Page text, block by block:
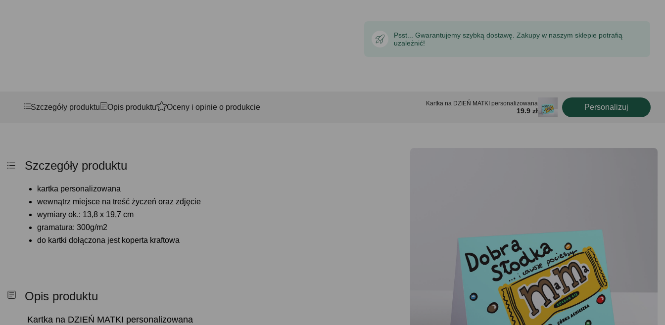
Psst... Gwarantujemy szybką dostawę. Zakupy w naszym sklepie potrafią
uzależnić!
Szczegóły produktu Opis produktu Oceny i opinie o produkcie Kartka na DZIEŃ MATKI personalizowana
19.9 zł Personalizuj
Szczegóły produktu
kartka personalizowana
wewnątrz miejsce na treść życzeń oraz zdjęcie
wymiary ok.: 13,8 x 19,7 cm
gramatura: 300g/m2
do kartki dołączona jest koperta kraftowa
Opis produktu
Kartka na DZIEŃ MATKI personalizowana